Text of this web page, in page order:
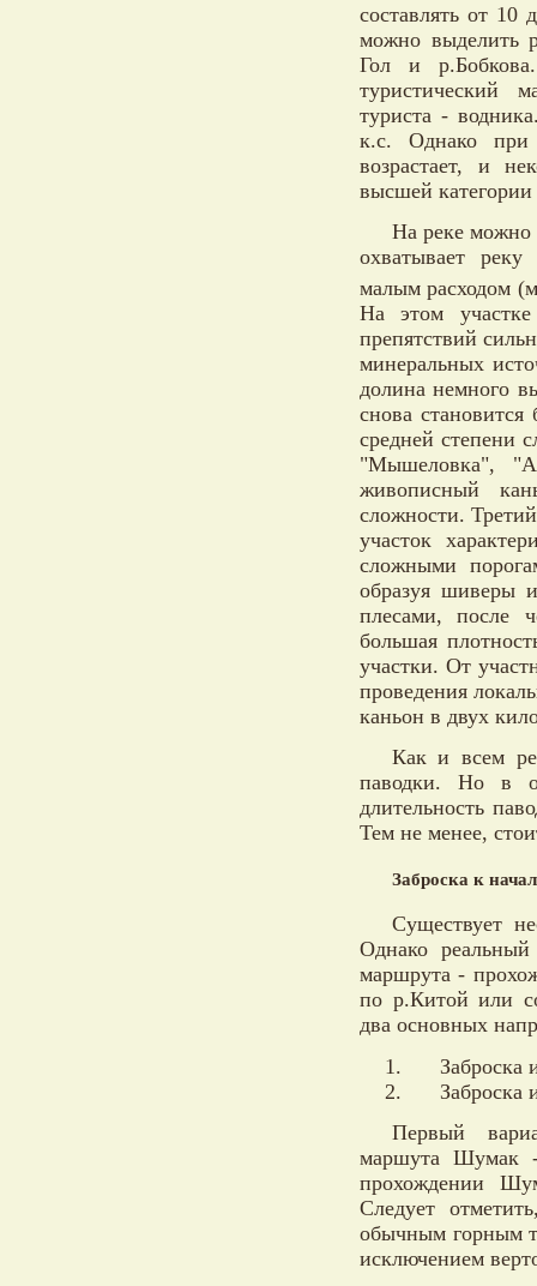
составлять от 10
можно выделить
Гол и
туристический
туриста -
к.с. Однако при
возрастает, и
высшей
На реке можно
охватывает
малым расходом
На этом
препятствий
минеральных
долина немного
снова
средней степени
"Мышеловка",
живописный
сложности.
участок
сложными
образуя шиверы
плесами, после
большая
участки. От
проведения
каньон в двух
Как и всем
паводки. Но в
длительность
Тем не менее,
Заброска к
Существует
Однако реальный
маршрута -
по р.Китой или
два основных
Заброска
Заброска
Первый
маршута Шумак -
прохождении
Следует
обычным горным
исключением